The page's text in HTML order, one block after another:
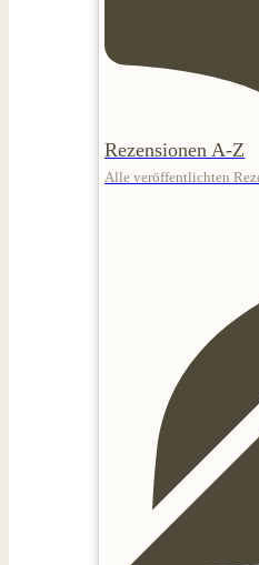
Rezensionen A-Z
Alle veröffentlichten